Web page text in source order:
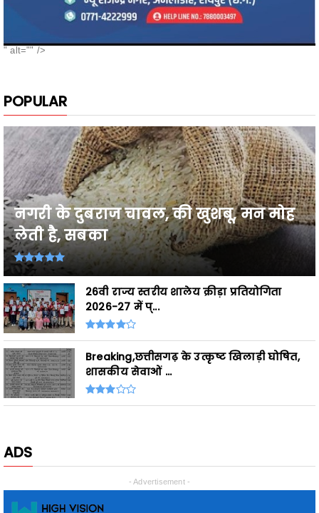
POPULAR
नगरी के दुबराज चावल, की खुशबू, मन मोह
लेती है, सबका
26वी राज्य स्तरीय शालेय क्रीड़ा प्रतियोगिता
2026-27 में प्...
Breaking,छत्तीसगढ़ के उत्कृष्ट खिलाड़ी घोषित,
शासकीय सेवाओं ...
ADS